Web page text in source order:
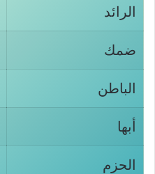
الرائد
ضمك
الباطن
أبها
الحزم